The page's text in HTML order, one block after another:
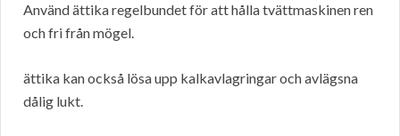
Använd ättika regelbundet för att hålla tvättmaskinen ren
och fri från mögel.
ättika kan också lösa upp kalkavlagringar och avlägsna
dålig lukt.